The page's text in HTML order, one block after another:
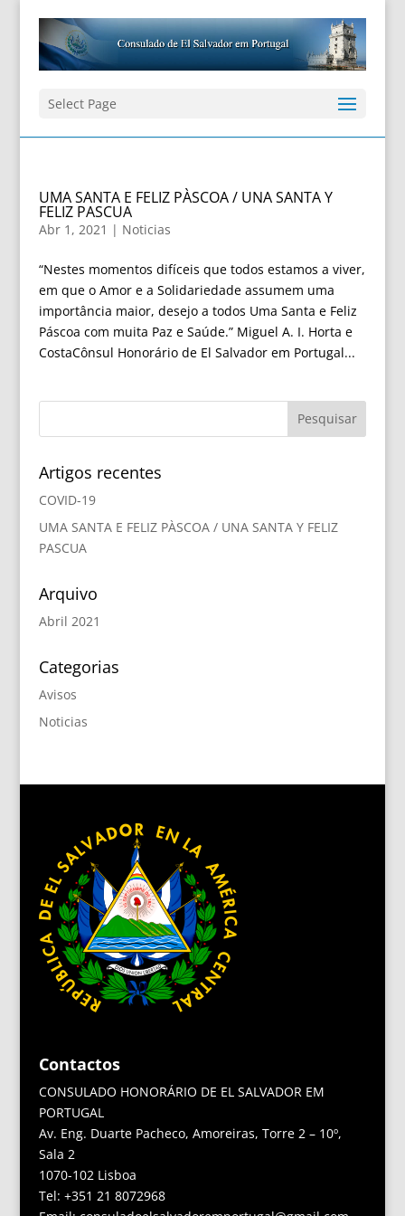
Select Page
UMA SANTA E FELIZ PÀSCOA / UNA SANTA Y
FELIZ PASCUA
Abr 1, 2021 | Noticias
“Nestes momentos difíceis que todos estamos a viver,
em que o Amor e a Solidariedade assumem uma
importância maior, desejo a todos Uma Santa e Feliz
Páscoa com muita Paz e Saúde.” Miguel A. I. Horta e
CostaCônsul Honorário de El Salvador em Portugal...
Artigos recentes
COVID-19
UMA SANTA E FELIZ PÀSCOA / UNA SANTA Y FELIZ
PASCUA
Arquivo
Abril 2021
Categorias
Avisos
Noticias
Contactos
CONSULADO HONORÁRIO DE EL SALVADOR EM
PORTUGAL
Av. Eng. Duarte Pacheco, Amoreiras, Torre 2 – 10º,
Sala 2
1070-102 Lisboa
Tel: +351 21 8072968